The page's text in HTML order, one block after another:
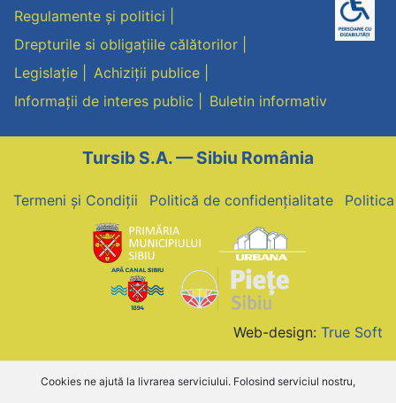
Regulamente și politici
Drepturile si obligațiile călătorilor
Legislație
Achiziții publice
Informații de interes public
Buletin informativ
Tursib S.A. — Sibiu România
Termeni și Condiții Politică de confidențialitate
Web-design: True Soft
Cookies ne ajută la livrarea serviciului. Folosind serviciul nostru,